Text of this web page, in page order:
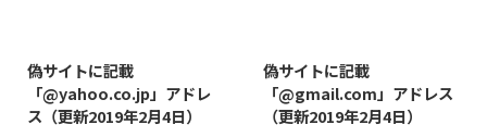
偽サイトに記載
「@yahoo.co.jp」アドレ
ス（更新2019年2月4日）
偽サイトに記載
「@gmail.com」アドレス
（更新2019年2月4日）